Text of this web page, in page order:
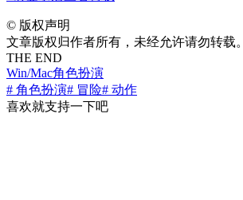
© 版权声明
文章版权归作者所有，未经允许请勿转载。
THE END
Win/Mac角色扮演
# 角色扮演# 冒险# 动作
喜欢就支持一下吧